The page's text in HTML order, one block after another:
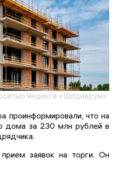
Яндекса «Шедеврум»
проинформировали, что на
дома за 230 млн рублей в
заявок на торги. Он